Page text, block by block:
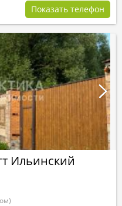
Показать телефон
Ильинский